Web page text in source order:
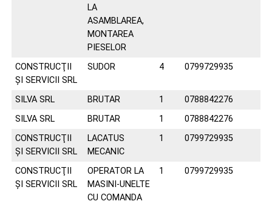
LA
ASAMBLAREA,
MONTAREA
PIESELOR
CONSTRUCŢII
ŞI SERVICII SRL
SUDOR 4 0799729935
SILVA SRL BRUTAR 1
0788842276
SILVA SRL
BRUTAR 1
0788842276
CONSTRUCŢII
ŞI SERVICII SRL
LACATUS
MECANIC
1 0799729935
CONSTRUCŢII
ŞI SERVICII SRL
OPERATOR LA
MASINI-UNELTE
CU COMANDA
1 0799729935